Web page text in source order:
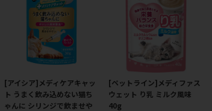
[アイシア]メディケアキャッ
ト うまく飲み込めない猫ち
ゃんに シリンジで飲ませや
[ペットライン]メディファス
ウェット り乳 ミルク風味
40g